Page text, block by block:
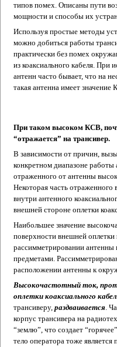
типов помех. Описаны пути
мощности и способы их
Используя простые методы
можно добиться работы
практически без помех
из коаксиального кабеля.При
антенн часто бывает, что на
такая антенна имеет
При таком высоком КСВ,
“отражается” на трансивер.
В зависимости от причин,
конкретном диапазоне
отраженного от антенны
Некоторая часть отраженного
внутри антенного
внешней стороне оплетки
Наибольшее значение
поверхности внешней оплетки
рассимметрировании
предметами.
расположении антенны к
Высокочастотный ток,
оплетки коаксиального
трансиверу,раздваивается.
корпус трансивера на
“землю”, что создает
тело оператора тоже